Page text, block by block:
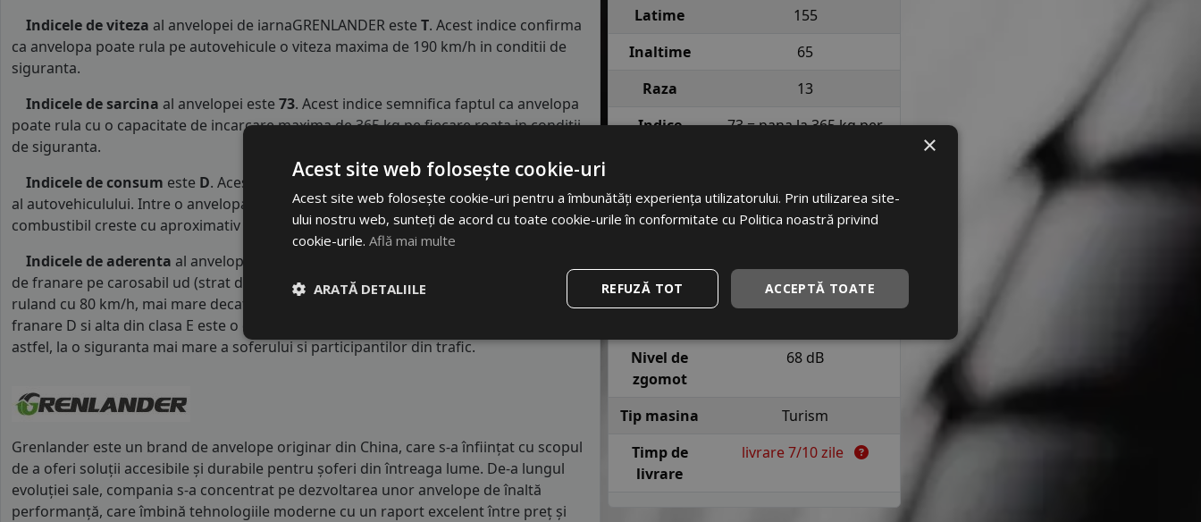
Indicele de viteza al anvelopei de iarnaGRENLANDER este T. Acest indice confirma
ca anvelopa poate rula pe autovehicule o viteza maxima de 190 km/h in conditii de
siguranta.
Indicele de sarcina al anvelopei este 73. Acest indice semnifica faptul ca anvelopa
poate rula cu o capacitate de incarcare maxima de 365 kg pe fiecare roata in conditii
de siguranta.
Indicele de consum este D. Acest indice reprezinta clasa de consum de carburant
al autovehiculului. Intre o anvelopa cu clasa B si o alta din clasa C, consumul de
combustibil creste cu aproximativ 1 litru la fiecare 1000 km parcursi.
Indicele de aderenta al anvelopei este
de franare pe carosabil ud (strat de apa intre 0.5 mm si 1.5 mm) cu 4 anvelope cu ABS
ruland cu 80 km/h, mai mare decat clasele superioare. Intre o anvelopa din clasa de
franare D si alta din clasa E este o diferenta de aproximativ 4.5 metri, contribuind
astfel, la o siguranta mai mare a soferului si participantilor din trafic.
Grenlander este un brand de anvelope originar din China, care s-a înființat cu scopul
de a oferi soluții accesibile și durabile pentru șoferi din întreaga lume. De-a lungul
evoluției sale, compania s-a concentrat pe dezvoltarea unor anvelope de înaltă
performanță, care îmbină tehnologiile moderne cu un raport excelent între preț și
Latime
155
Inaltime
65
Raza
13
Indice
73 = pana la 365 kg per
viteza
siguranta
Indice
D
Nivel de
zgomot
68 dB
Tip masina
Turism
Timp de
livrare
livrare 7/10 zile
×
Acest site web folosește cookie-uri
Acest site web folosește cookie-uri pentru a îmbunătăți experiența utilizatorului. Prin utilizarea site-
ului nostru web, sunteți de acord cu toate cookie-urile în conformitate cu Politica noastră privind
cookie-urile. Află mai multe
ACCEPTĂ TOATE
REFUZĂ TOT
ARATĂ DETALIILE